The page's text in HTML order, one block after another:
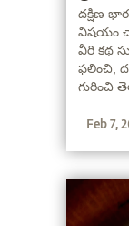
దక్షిణ
విషయం
వీరి కథ
ఫలించి,
గురించి
Feb 7,